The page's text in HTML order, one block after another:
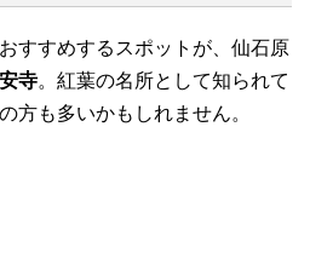
すすめするスポットが、仙石原
寺。紅葉の名所として知られて
方も多いかもしれません。